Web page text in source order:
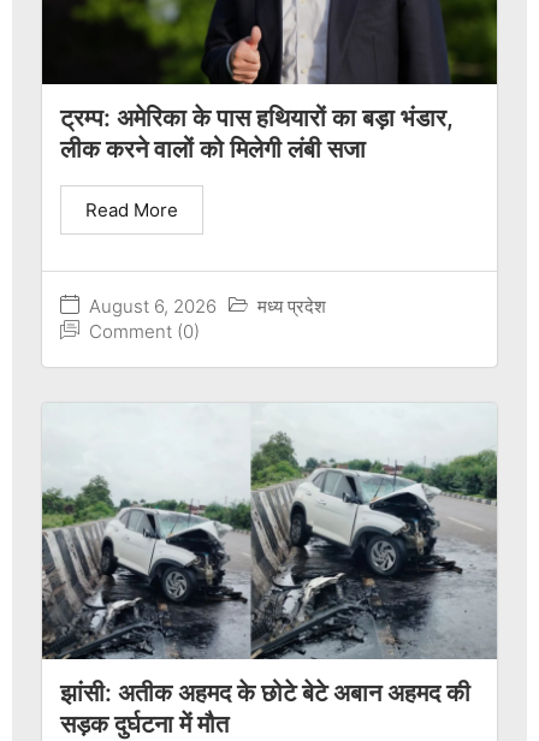
ट्रम्प: अमेरिका के पास हथियारों का बड़ा भंडार,
लीक करने वालों को मिलेगी लंबी सजा
August 6, 2026
मध्य प्रदेश
Comment (0)
Read More
झांसी: अतीक अहमद के छोटे बेटे अबान अहमद की
सड़क दुर्घटना में मौत